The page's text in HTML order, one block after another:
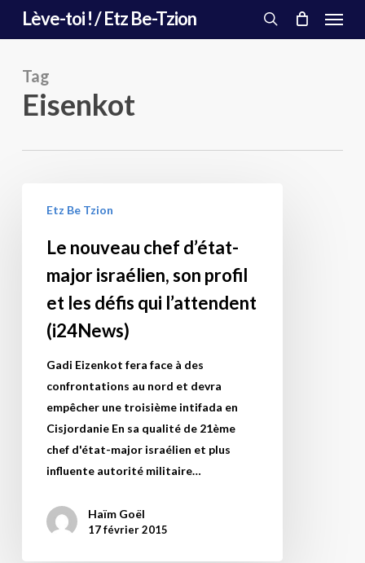
content
Lève-toi ! / Etz Be-Tzion
search
Menu
Tag
Eisenkot
nouveau
d’état-
major
israélien,
profil
l’attendent
(i24News)
Etz Be Tzion
Le nouveau chef d’état-
major israélien, son profil
et les défis qui l’attendent
(i24News)
Gadi Eizenkot fera face à des
confrontations au nord et devra
empêcher une troisième intifada en
Cisjordanie En sa qualité de 21ème
chef d'état-major israélien et plus
influente autorité militaire…
Haïm Goël
17 février 2015